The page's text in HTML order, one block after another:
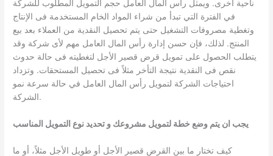
ناحية أخرى. ويمثل رأس المال العامل حجم التمويل المطلوب للشركة
في الفترة التي تبدأ من شراء المواد الخام المستخدمة فى الإنتاج
وتغطية مصروفات التشغيل حتى يتم تحصيل النقدية من العملاء بعد بيع
المنتج. لذلك، فإن حسن إدارة رأس المال العامل مهم لأى شركة وقد
يتطلب الحصول على تمويل قرض قصير الأجل لتغطيته فى حالة حدوث
نقص فى النقدية نتيجة التأخر مثلاً فى تحصيل المستحقات. وتزداد
احتياجات الشركة لتمويل رأس المال العامل في حالة سرعة نمو
الشركة.
يجب ان يتم وضع خطة لتمويل مشروعك و تحديد نوع التمويل المناسب
كيف تختار ما بين القرض قصير الأجل أو طويل الأجل مثلاً، أو ما